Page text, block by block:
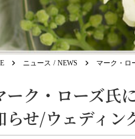
keyboard_arrow_right ニュース / NEWS keyboard_arrow_right マーク・ロ
ーク・ローズ氏
らせ/ウェディン